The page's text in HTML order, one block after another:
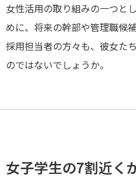
女性活用の取り組みの一つと
めに、将来の幹部や管理職候
採用担当者の方々も、彼女た
のではないでしょうか。
女子学生の7割近く